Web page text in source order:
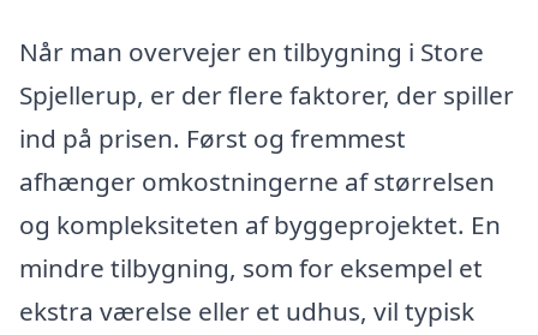
Når man overvejer en tilbygning i Store
Spjellerup, er der flere faktorer, der spiller
ind på prisen. Først og fremmest
afhænger omkostningerne af størrelsen
og kompleksiteten af byggeprojektet. En
mindre tilbygning, som for eksempel et
ekstra værelse eller et udhus, vil typisk